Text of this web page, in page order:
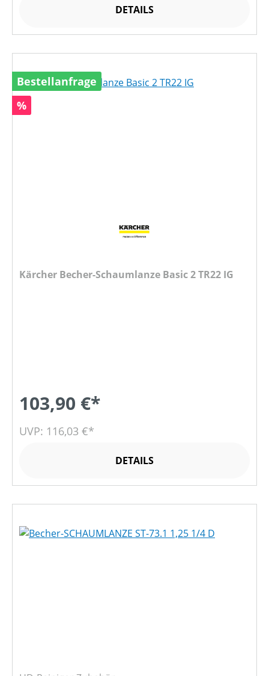
DETAILS
Bestellanfrage
Rabatt
%
Kärcher Becher-Schaumlanze Basic 2 TR22 IG
103,90 €*
UVP: 116,03 €*
DETAILS